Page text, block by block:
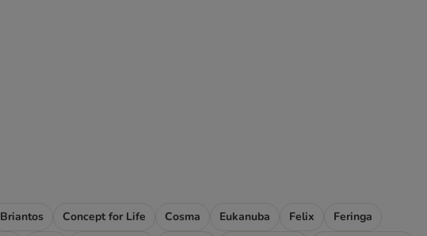
Briantos Concept for Life Cosma Eukanuba Felix
Feringa